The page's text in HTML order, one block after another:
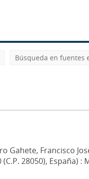
Búsqueda en fuentes
Gahete, Francisco
28050), España) :